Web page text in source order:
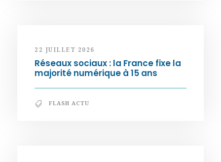
22 JUILLET 2026
Réseaux sociaux : la France fixe la
majorité numérique à 15 ans
FLASH ACTU